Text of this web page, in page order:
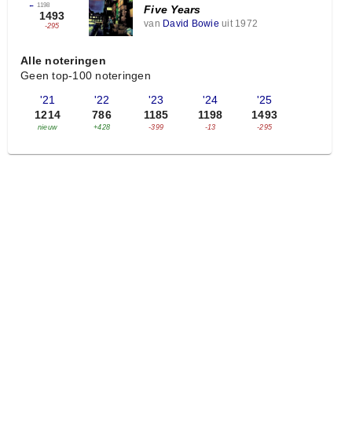
← 1198
1493
-295
Five Years
van David Bowie uit 1972
Alle noteringen
Geen top-100 noteringen
'21
1214
nieuw
'22
786
+428
'23
1185
-399
'24
1198
-13
'25
1493
-295